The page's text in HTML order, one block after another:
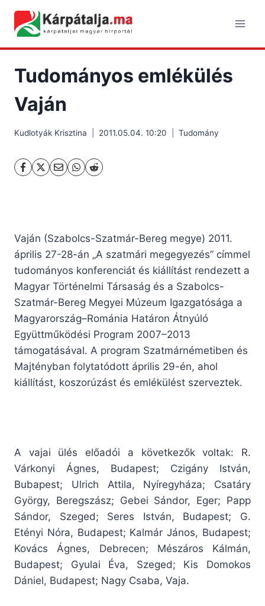
content
Tudományos emlékülés
Vaján
Kudlotyák Krisztina 2011.05.04. 10:20 Tudomány
Vaján (Szabolcs-Szatmár-Bereg megye) 2011.
április 27-28-án „A szatmári megegyezés” címmel
tudományos konferenciát és kiállítást rendezett a
Magyar Történelmi Társaság és a Szabolcs-
Szatmár-Bereg Megyei Múzeum Igazgatósága a
Magyarország–Románia Határon Átnyúló
Együttműködési Program 2007–2013
támogatásával. A program Szatmárnémetiben és
Majtényban folytatódott április 29-én, ahol
kiállítást, koszorúzást és emlékülést szerveztek.
A vajai ülés előadói a következők voltak: R.
Várkonyi Ágnes, Budapest; Czigány István,
Bubapest; Ulrich Attila, Nyíregyháza; Csatáry
György, Beregszász; Gebei Sándor, Eger; Papp
Sándor, Szeged; Seres István, Budapest; G.
Etényi Nóra, Budapest; Kalmár János, Budapest;
Kovács Ágnes, Debrecen; Mészáros Kálmán,
Budapest; Gyulai Éva, Szeged; Kis Domokos
Dániel, Budapest; Nagy Csaba, Vaja.